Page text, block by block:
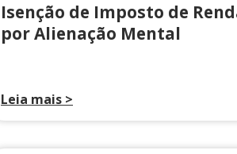
Isenção de Imposto de
por Alienação Mental
Leia mais >